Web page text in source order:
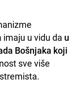
u vidu da u
Bošnjaka koji
sve više